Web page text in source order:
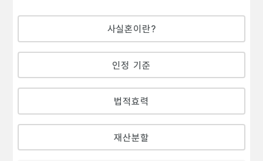
사실혼이란?
인정 기준
법적효력
재산분할